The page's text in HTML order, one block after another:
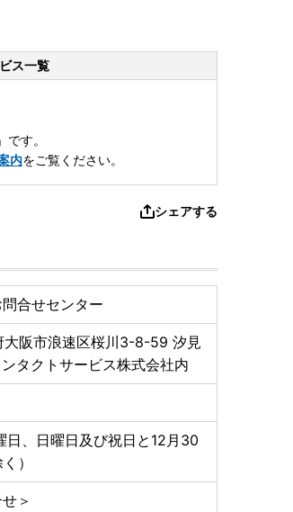
ス一覧
す。
内をご覧ください。
シェアする
合せセンター
大阪市浪速区桜川3-8-59 汐見
タクトサービス株式会社内
日、日曜日及び祝日と12月30
）
＞